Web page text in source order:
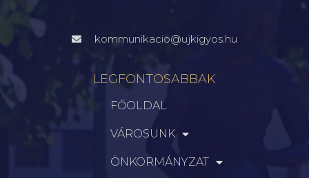
kommunikacio@ujkigyos.hu
LEGFONTOSABBAK
FŐOLDAL
VÁROSUNK
ÖNKORMÁNYZAT